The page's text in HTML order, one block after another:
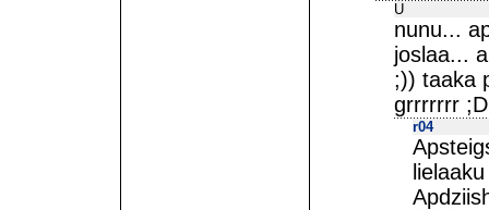
U
nunu...
joslaa...
;)) taaka
grrrrrrr ;D
r04